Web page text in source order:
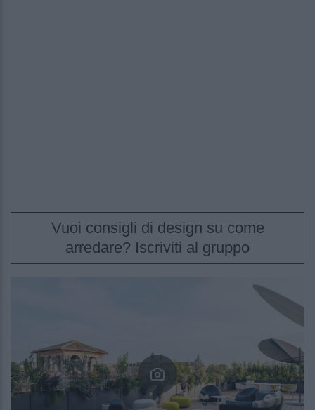
Vuoi consigli di design su come
arredare? Iscriviti al gruppo